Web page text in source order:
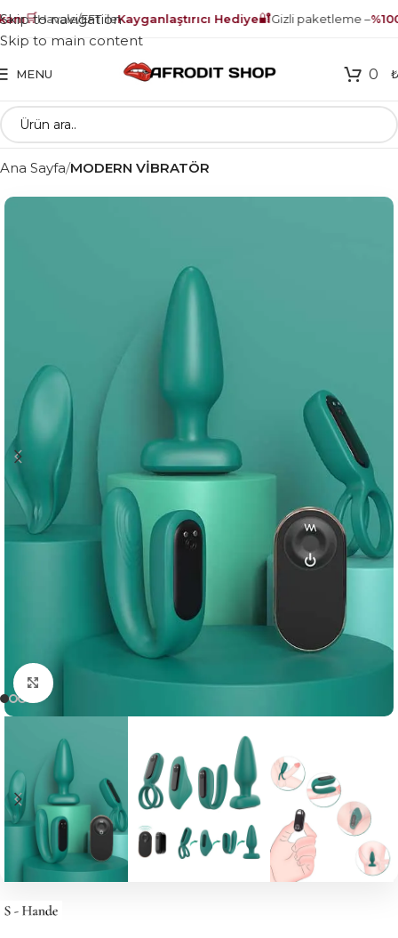
🛒Havale/EFT ileKayganlaştırıcı Hediye🔐Gizli paketleme –
Skip to navigation
Skip to main content
MENU 0 ₺
Ana Sayfa MODERN VİBRATÖR
Click to enlarge